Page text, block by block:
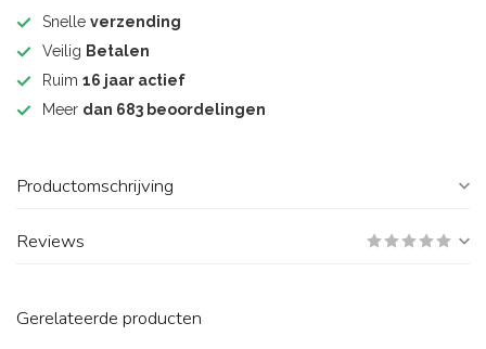
Snelle verzending
Veilig Betalen
Ruim 16 jaar actief
Meer dan 683 beoordelingen
Productomschrijving
Reviews
Gerelateerde producten